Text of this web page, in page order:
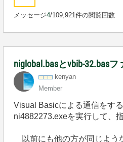
メッセージ4/109,921件の閲覧回数
niglobal.basとvbib-32.basフ
kenyan
Member
Visual Basicによる通信をす
ni4882273.exeを実行して、
以前にも他の方が同じよう